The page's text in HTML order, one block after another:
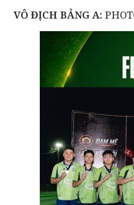
VÔ ĐỊCH BẢNG A: